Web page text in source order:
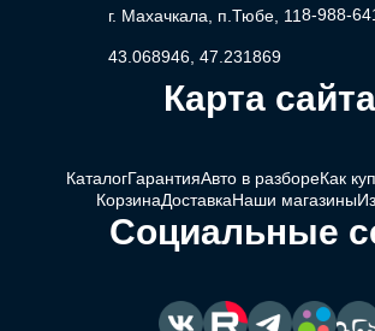
г. Махачкала, п.Тюбе, 11
43.068946, 47.231869
8-988-
Карта сайта
КаталогГарантияАвто в разбореКак
КорзинаДоставкаНаши магазины
Социальные